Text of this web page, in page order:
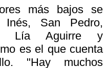
más bajos se
Inés, San Pedro,
Lía Aguirre y
es el que cuenta
"Hay muchos